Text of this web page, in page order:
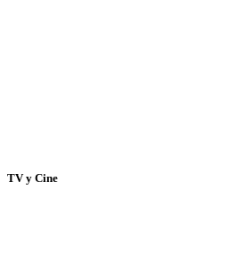
TV y Cine